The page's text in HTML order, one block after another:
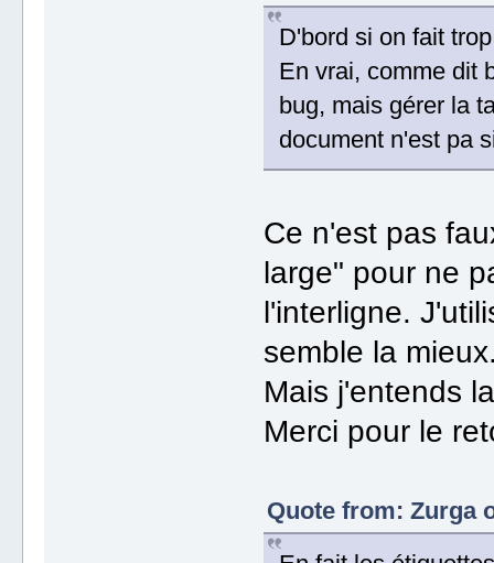
D'bord si on fait
En vrai, comme dit
bug, mais gérer la
document n'est pa
Ce n'est pas
large" pour ne
l'interligne.
semble la
Mais j'entends
Merci pour le
Quote from: Zurga